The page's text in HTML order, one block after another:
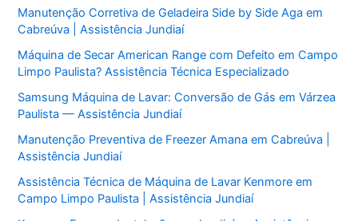
Manutenção Corretiva de Geladeira Side by Side Aga em
Cabreúva | Assistência Jundiaí
Máquina de Secar American Range com Defeito em Campo
Limpo Paulista? Assistência Técnica Especializado
Samsung Máquina de Lavar: Conversão de Gás em Várzea
Paulista — Assistência Jundiaí
Manutenção Preventiva de Freezer Amana em Cabreúva |
Assistência Jundiaí
Assistência Técnica de Máquina de Lavar Kenmore em
Campo Limpo Paulista | Assistência Jundiaí